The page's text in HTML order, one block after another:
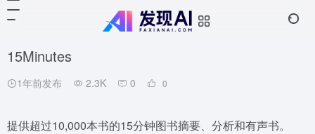
15Minutes
1年前发布 2.3K 0 0
提供超过10,000本书的15分钟图书摘要、分析和有声书。